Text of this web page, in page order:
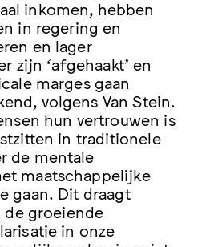
inkomen, hebben
in regering en
en lager
zijn ‘afgehaakt’ en
marges gaan
volgens Van Stein.
hun vertrouwen is
in traditionele
de mentale
maatschappelijke
gaan. Dit draagt
de groeiende
in onze